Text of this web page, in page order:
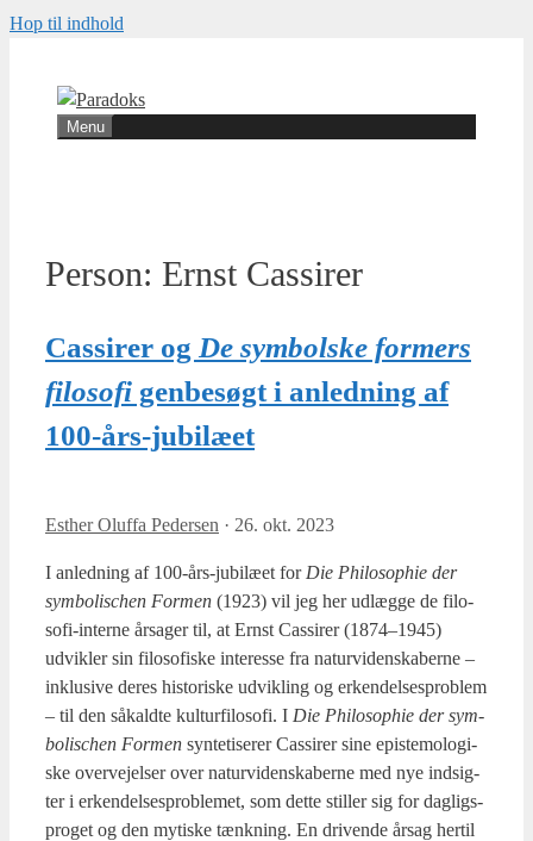
Hop til indhold
Menu
Person: Ernst Cassirer
Cassirer og De symbolske formers
filosofi genbesøgt i anledning af
100-års-jubilæet
Esther Oluffa Pedersen · 26. okt. 2023
I anled­ning af 100-års-jubilæ­et for Die Phi­los­op­hie der
sym­bo­li­s­chen For­men (1923) vil jeg her udlæg­ge de filo­
so­fi-inter­ne årsa­ger til, at Ernst Cas­si­rer (1874–1945)
udvik­ler sin filo­so­fi­ske inte­res­se fra natur­vi­den­ska­ber­ne –
inklu­si­ve deres histo­ri­ske udvik­ling og erken­del­ses­pro­blem
– til den såkald­te kul­tur­fi­lo­so­fi. I Die Phi­los­op­hie der sym­
bo­li­s­chen For­men syn­te­ti­se­rer Cas­si­rer sine epi­ste­mo­lo­gi­
ske over­vej­el­ser over natur­vi­den­ska­ber­ne med nye ind­sig­
ter i erken­del­ses­pro­ble­met, som det­te stil­ler sig for dag­ligs­
pro­get og den myti­ske tænk­ning. En dri­ven­de årsag her­til